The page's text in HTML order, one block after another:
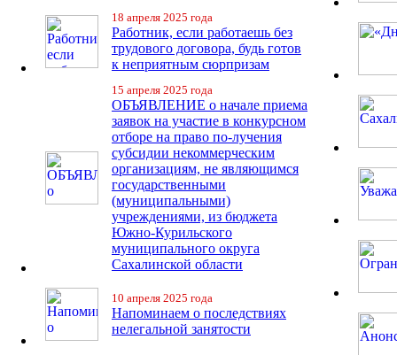
18 апреля 2025 года
Работник, если работаешь без
трудового договора, будь готов
к неприятным сюрпризам
15 апреля 2025 года
ОБЪЯВЛЕНИЕ о начале приема
заявок на участие в конкурсном
отборе на право по-лучения
субсидии некоммерческим
организациям, не являющимся
государственными
(муниципальными)
учреждениями, из бюджета
Южно-Курильского
муниципального округа
Сахалинской области
10 апреля 2025 года
Напоминаем о последствиях
нелегальной занятости